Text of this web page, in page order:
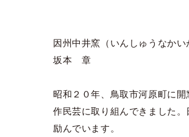
因州中井窯（いんしゅうなかい
坂本 章
昭和２０年、鳥取市河原町に
作民芸に取り組んできました
励んでいます。